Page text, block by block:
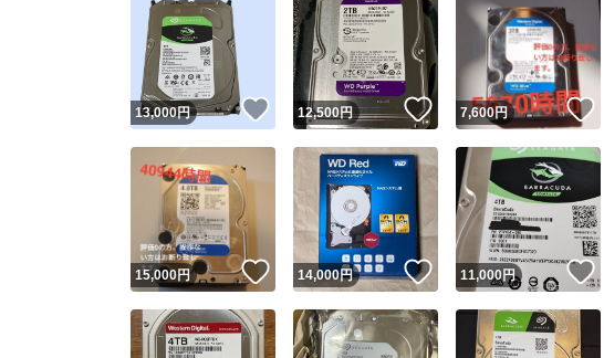
安心発送
13,000円 いいね！
12,500円 いいね！
7,600円
15,000円 いいね！
14,000円 いいね！
11,000円